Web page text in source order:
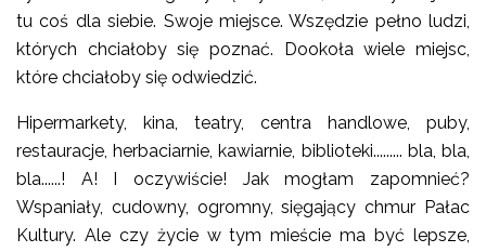
tu coś dla siebie. Swoje miejsce. Wszędzie pełno ludzi,
których chciałoby się poznać. Dookoła wiele miejsc,
które chciałoby się odwiedzić.
Hipermarkety, kina, teatry, centra handlowe, puby,
restauracje, herbaciarnie, kawiarnie, biblioteki......... bla, bla,
bla......! A! I oczywiście! Jak mogłam zapomnieć?
Wspaniały, cudowny, ogromny, sięgający chmur Pałac
Kultury. Ale czy życie w tym mieście ma być lepsze,